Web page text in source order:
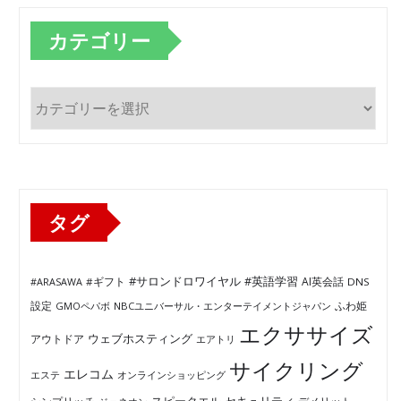
カテゴリー
テ
タグ
#ARASAWA #ギフト #サロンドロワイヤル #英語学習 AI英会話 DNS
設定 GMOペパボ NBCユニバーサル・エンターテイメントジャパン ふわ姫
アウトドア ウェブホスティング エアトリ エクササイズ
エステ エレコム オンラインショッピング サイクリング